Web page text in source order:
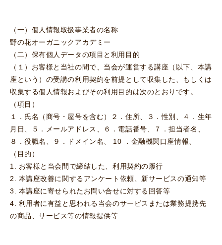
（一）個人情報取扱事業者の名称
野の花オーガニックアカデミー
（二）保有個人データの項目と利用目的
（１）お客様と当社の間で、当会が運営する講座（以下、本講
座という）の受講の利用契約を前提として収集した、もしくは
収集する個人情報およびその利用目的は次のとおりです。
（項目）
１．氏名（商号・屋号を含む）２．住所、３．性別、４．生年
月日、５．メールアドレス、６．電話番号、７．担当者名、
８．役職名、９．ドメイン名、 10 ．金融機関口座情報、
（目的）
1. お客様と当会間で締結した、利用契約の履行
2. 本講座改善に関するアンケート依頼、新サービスの通知等
3. 本講座に寄せられたお問い合せに対する回答等
4. 利用者に有益と思われる当会のサービスまたは業務提携先
の商品、サービス等の情報提供等